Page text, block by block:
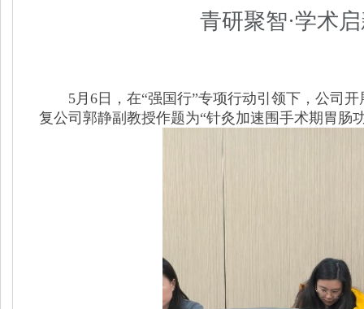
青研聚智·学术
5月6日，在“强国行”专项行动引领下，公司
复公司郭静副教授作题为“针灸加速围手术期胃肠